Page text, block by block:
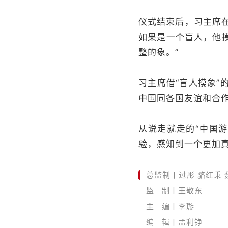
仪式结束后，习主席
如果是一个盲人，他
整的象。”
习主席借“盲人摸象”
中国同各国友谊和合
从说走就走的“中国
验，感知到一个更加
总监制丨过彤 骆红秉
监 制丨王敬东
主 编丨李璇
编 辑丨孟利铮